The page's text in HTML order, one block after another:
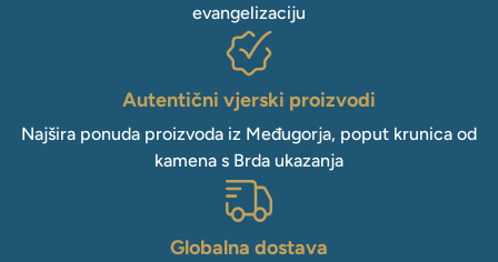
evangelizaciju
Autentični vjerski proizvodi
Najšira ponuda proizvoda iz Međugorja, poput krunica od
kamena s Brda ukazanja
Globalna dostava